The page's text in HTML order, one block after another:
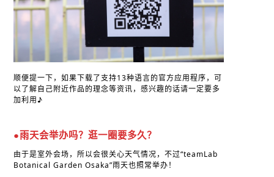
顺便提一下，如果下载了支持13种语言的官方应用程序，可
以了解自己附近作品的理念等资讯，感兴趣的话请一定要多
加利用♪
●雨天会举办吗？逛一圈要多久？
由于是室外会场，所以会很关心天气情况，不过“teamLab
Botanical Garden Osaka”雨天也照常举办！